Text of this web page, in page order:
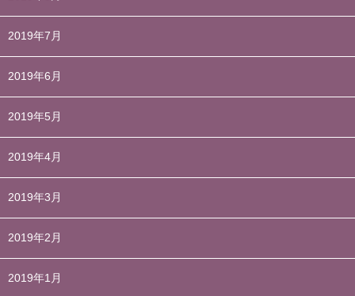
2019年7月
2019年6月
2019年5月
2019年4月
2019年3月
2019年2月
2019年1月